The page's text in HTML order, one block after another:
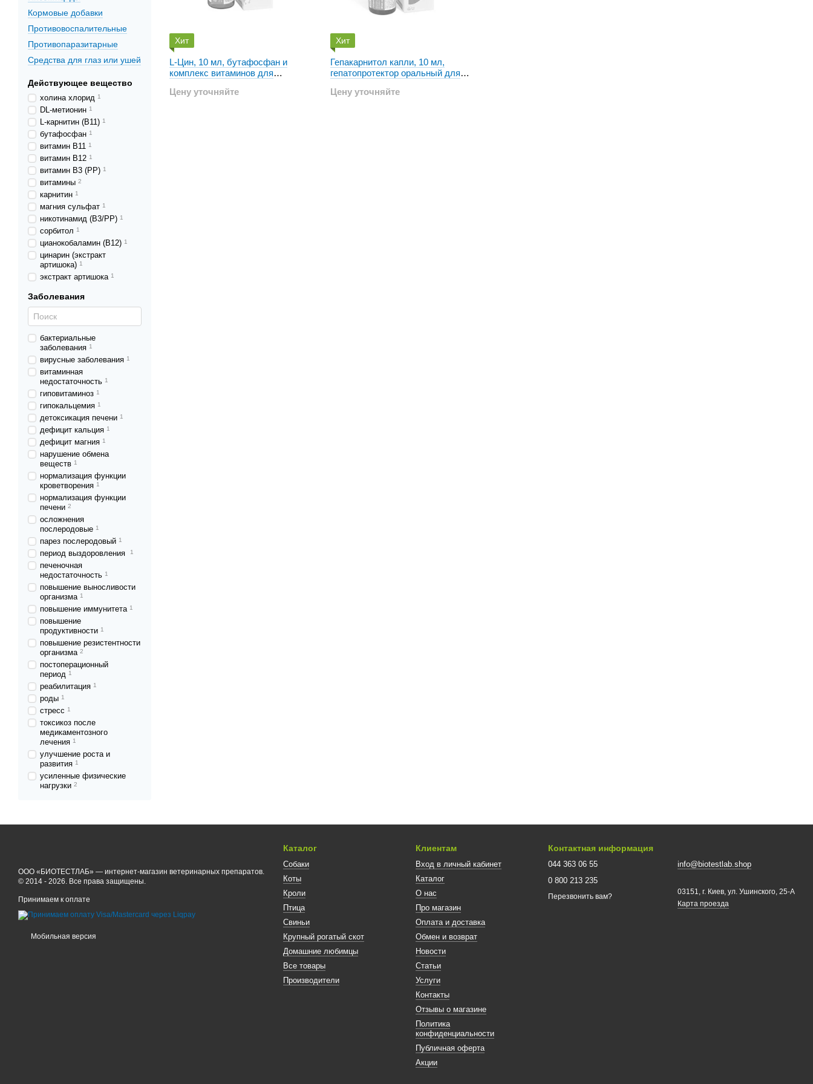
Хит
L-Цин, 10 мл, бутафосфан и
комплекс витаминов для
Цену уточняйте
Хит
Гепакарнитол капли, 10 мл,
гепатопротектор оральный для
Цену уточняйте
Кормовые добавки
Противовоспалительные
Противопаразитарные
Средства для глаз или ушей
Действующее вещество
холина хлорид 1
DL-метионин 1
L-карнитин (В11) 1
бутафосфан 1
витамин В11 1
витамин В12 1
витамин В3 (РР) 1
витамины 2
карнитин 1
магния сульфат 1
никотинамид (В3/РР) 1
сорбитол 1
цианокобаламин (В12) 1
цинарин (экстракт
артишока) 1
экстракт артишока 1
Заболевания
бактериальные
заболевания 1
вирусные заболевания 1
витаминная
недостаточность 1
гиповитаминоз 1
гипокальцемия 1
детоксикация печени 1
дефицит кальция 1
дефицит магния 1
нарушение обмена
веществ 1
нормализация функции
кроветворения 1
нормализация функции
печени 2
осложнения
послеродовые 1
парез послеродовый 1
период выздоровления 1
печеночная
недостаточность 1
повышение выносливости
организма 1
повышение иммунитета 1
повышение
продуктивности 1
повышение резистентности
организма 2
постоперационный
период 1
реабилитация 1
роды 1
стресс 1
токсикоз после
медикаментозного
лечения 1
улучшение роста и
развития 1
усиленные физические
нагрузки 2
ООО «БИОТЕСТЛАБ» — интернет-магазин ветеринарных препаратов.
© 2014 - 2026. Все права защищены.
Принимаем к оплате
Мобильная версия
Каталог
Собаки
Коты
Кроли
Птица
Свиньи
Крупный рогатый скот
Домашние любимцы
Все товары
Производители
Клиентам
Вход в личный кабинет
Каталог
О нас
Про магазин
Оплата и доставка
Обмен и возврат
Новости
Статьи
Услуги
Контакты
Отзывы о магазине
Политика
конфиденциальности
Публичная оферта
Акции
Контактная информация
044 363 06 55
0 800 213 235
Перезвонить вам?
info@biotestlab.shop
03151, г. Киев, ул. Ушинского, 25-A
Карта проезда